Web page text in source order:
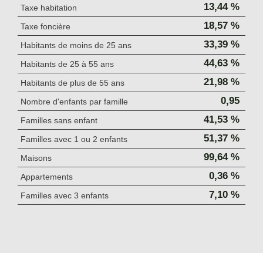
Taxe habitation 13,44 %
Taxe foncière 18,57 %
Habitants de moins de 25 ans 33,39 %
Habitants de 25 à 55 ans 44,63 %
Habitants de plus de 55 ans 21,98 %
Nombre d'enfants par famille 0,95
Familles sans enfant 41,53 %
Familles avec 1 ou 2 enfants 51,37 %
Maisons 99,64 %
Appartements 0,36 %
Familles avec 3 enfants 7,10 %